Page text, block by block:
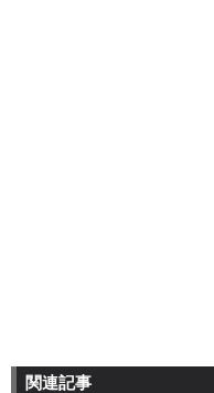
関連記事